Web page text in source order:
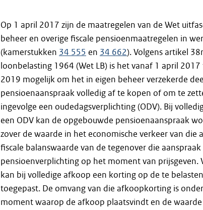
Op 1 april 2017 zijn de maatregelen van de Wet
beheer en overige fiscale pensioenmaatregelen in
(kamerstukken 34 555 en 34 662). Volgens artikel
loonbelasting 1964 (Wet LB) is het vanaf 1 april
2019 mogelijk om het in eigen beheer verzekerde
pensioenaanspraak volledig af te kopen of om te
ingevolge een oudedagsverplichting (ODV). Bij
een ODV kan de opgebouwde pensioenaanspraak
zover de waarde in het economische verkeer van die
fiscale balanswaarde van de tegenover die
pensioenverplichting op het moment van prijsgeven.
kan bij volledige afkoop een korting op de te
toegepast. De omvang van die afkoopkorting is
moment waarop de afkoop plaatsvindt en de waarde